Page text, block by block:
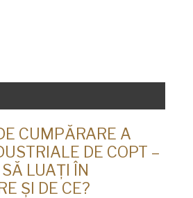
CUMPĂRARE A
DE COPT –
LUAȚI ÎN
ȘI DE CE?